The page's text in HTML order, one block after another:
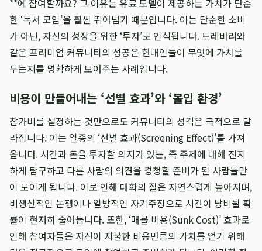
**에 참여할까요? 그 이유는 유료 모델이 제공하는 가치가 단순
한 ‘독서 모임’을 훨씬 뛰어넘기 때문입니다. 이는 단순한 소비
가 아닌, 자신의 성장을 위한 ‘투자’로 인식됩니다. 트레바리와
같은 프리미엄 커뮤니티의 성공은 현대인들이 무엇에 가치를
두는지를 명확하게 보여주는 사례입니다.
비용이 만들어내는 ‘선별 효과’와 ‘몰입 환경’
참가비를 설정하는 것만으로도 커뮤니티의 성격은 극적으로 달
라집니다. 이는 일종의 ‘선별 효과(Screening Effect)’를 가져
옵니다. 시간과 돈을 투자할 의지가 있는, 즉 주제에 대해 진지
하게 탐구하고 다른 사람의 의견을 경청할 준비가 된 사람들만
이 모이게 됩니다. 이로 인해 대화의 질은 자연스럽게 높아지며,
비생산적인 논쟁이나 일방적인 자기주장으로 시간이 낭비될 확
률이 현저히 줄어듭니다. 또한, ‘매몰 비용(Sunk Cost)’ 효과로
인해 참여자들은 자신이 지불한 비용만큼의 가치를 얻기 위해